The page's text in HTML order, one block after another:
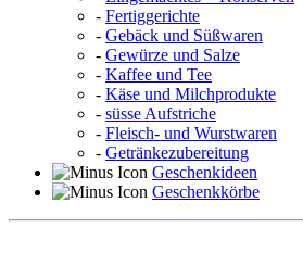
- Fertiggerichte
- Gebäck und Süßwaren
- Gewürze und Salze
- Kaffee und Tee
- Käse und Milchprodukte
- süsse Aufstriche
- Fleisch- und Wurstwaren
- Getränkezubereitung
Geschenkideen
Geschenkkörbe